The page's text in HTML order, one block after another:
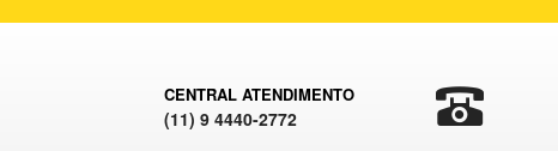
CENTRAL ATENDIMENTO
(11) 9 4440-2772